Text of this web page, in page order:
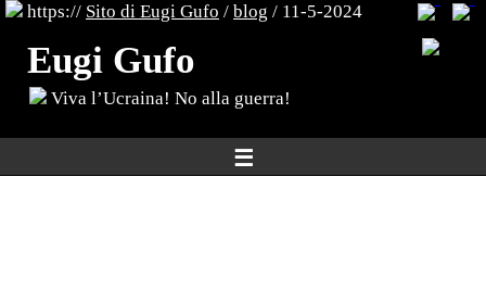
https:// Sito di Eugi Gufo / blog / 11-5-2024
Eugi Gufo
Viva l’Ucraina! No alla guerra!
☰